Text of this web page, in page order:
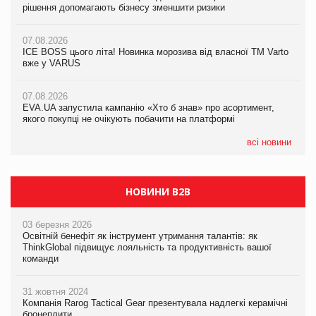
рішення допомагають бізнесу зменшити ризики
07.08.2026
ICE BOSS цього літа! Новинка морозива від власної ТМ Varto
вже у VARUS
07.08.2026
EVA.UA запустила кампанію «Хто б знав» про асортимент,
якого покупці не очікують побачити на платформі
всі новини
рішення допомагають бізнесу зменшити ризики
07.08.2026
ICE BOSS цього літа! Новинка морозива від власної ТМ Varto
вже у VARUS
07.08.2026
EVA.UA запустила кампанію «Хто б знав» про асортимент,
якого покупці не очікують побачити на платформі
Продажі Hugo Boss впали на 9%
НОВИНИ B2B
03 березня 2026
Освітній бенефіт як інструмент утримання талантів: як
ThinkGlobal підвищує лояльність та продуктивність вашої
команди
31 жовтня 2024
Компанія Rarog Tactical Gear презентувала надлегкі керамічні